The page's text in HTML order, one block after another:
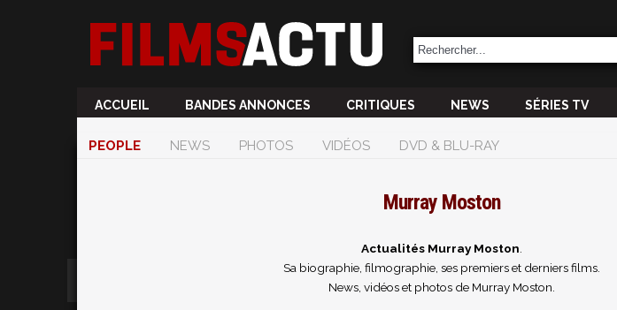
ACCUEIL BANDES ANNONCES CRITIQUES NEWS SÉRIES TV
PEOPLE NEWS PHOTOS VIDÉOS DVD & BLU-RAY
Murray Moston
Actualités Murray Moston
Sa biographie, filmographie, ses premiers et derniers films.
News, vidéos et photos de Murray Moston.